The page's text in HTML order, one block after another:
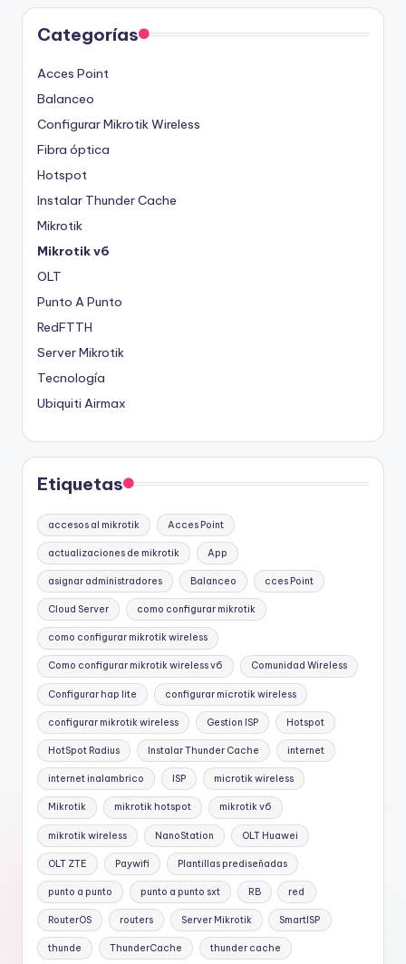
Categorías
Acces Point
Balanceo
Configurar Mikrotik Wireless
Fibra óptica
Hotspot
Instalar Thunder Cache
Mikrotik
Mikrotik v6
OLT
Punto A Punto
RedFTTH
Server Mikrotik
Tecnología
Ubiquiti Airmax
Etiquetas
accesos al mikrotik Acces Point
actualizaciones de mikrotik App
asignar administradores Balanceo cces Point
Cloud Server como configurar mikrotik
como configurar mikrotik wireless
Como configurar mikrotik wireless v6 Comunidad Wireless
Configurar hap lite configurar microtik wireless
configurar mikrotik wireless Gestion ISP Hotspot
HotSpot Radius Instalar Thunder Cache internet
internet inalambrico ISP microtik wireless
Mikrotik mikrotik hotspot mikrotik v6
mikrotik wireless NanoStation OLT Huawei
OLT ZTE Paywifi Plantillas prediseñadas
punto a punto punto a punto sxt RB red
RouterOS routers Server Mikrotik SmartISP
thunde ThunderCache thunder cache